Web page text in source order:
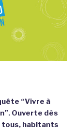
“Vivre à
Ouverte dès
tous, habitants